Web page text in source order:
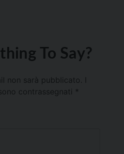
To Say?
non sarà pubblicato.
contrassegnati *